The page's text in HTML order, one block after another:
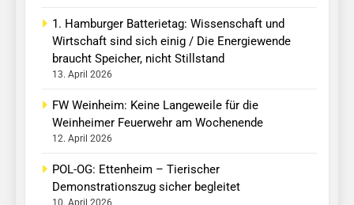
1. Hamburger Batterietag: Wissenschaft und
Wirtschaft sind sich einig / Die Energiewende
braucht Speicher, nicht Stillstand
13. April 2026
FW Weinheim: Keine Langeweile für die
Weinheimer Feuerwehr am Wochenende
12. April 2026
POL-OG: Ettenheim – Tierischer
Demonstrationszug sicher begleitet
10. April 2026